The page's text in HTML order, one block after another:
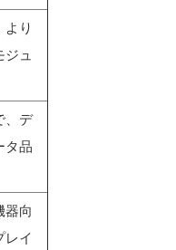
より
ジュ
、デ
タ品
器向
レイ